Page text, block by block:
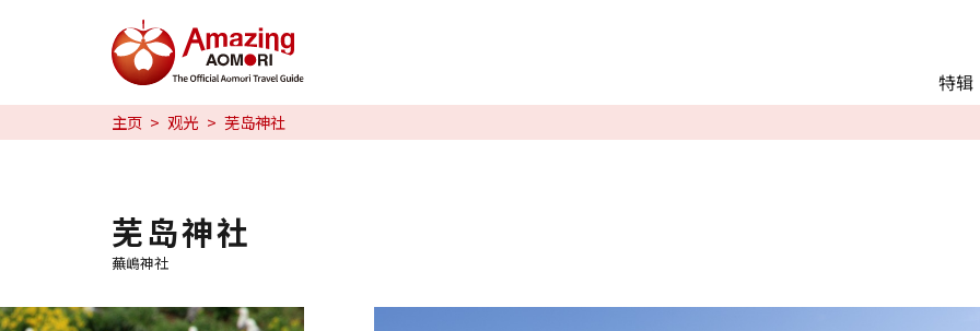
特辑
推荐行程
日本魅力
观光
繁体中文
简体中文
主页 观光 芜岛神社
芜岛神社
蕪嶋神社
特辑